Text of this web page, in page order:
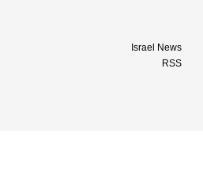
Israel News
RSS